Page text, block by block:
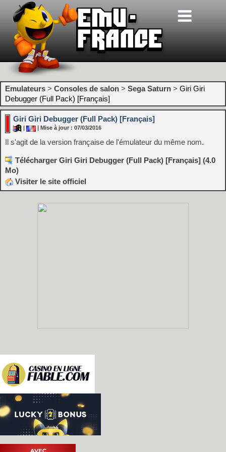
Emulateurs > Consoles de salon > Sega Saturn > Giri Giri
Debugger (Full Pack) [Français]
Giri Giri Debugger (Full Pack) [Français]
| Mise à jour : 07/03/2016
Il s'agit de la version française de l'émulateur du même nom.
Télécharger Giri Giri Debugger (Full Pack) [Français] (4.0
Mo)
Visiter le site officiel